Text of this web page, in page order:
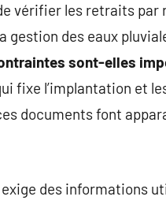
vérifier les retraits
gestion des eaux
sont-elles
fixe l’implantation et
documents font
des informations